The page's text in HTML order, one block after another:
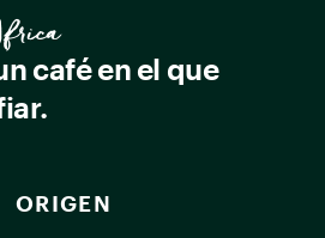
café en el que
ORIGEN